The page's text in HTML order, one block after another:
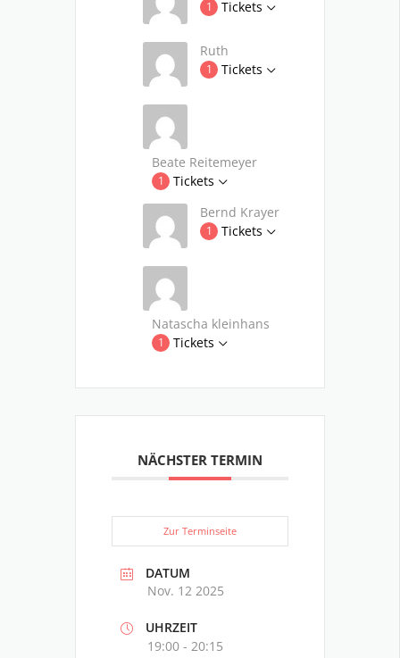
1 Tickets
Ruth
1 Tickets
Beate Reitemeyer
1
Tickets
Bernd Krayer
1 Tickets
Natascha kleinhans
1 Tickets
NÄCHSTER TERMIN
Zur Terminseite
DATUM
Nov. 12 2025
UHRZEIT
19:00 - 20:15